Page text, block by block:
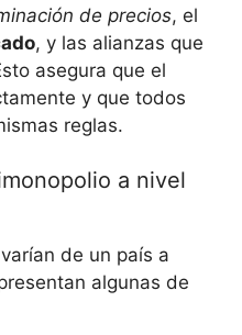
de precios, el
, y las alianzas que
asegura que el
y que todos
reglas.
a nivel
de un país a
algunas de